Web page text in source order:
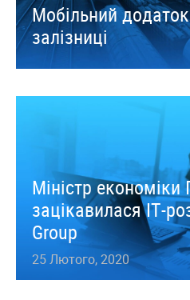
Мобільний
залізниці
Міністр економіки
зацікавилася ІТ-
Group
25 Лютого, 2020